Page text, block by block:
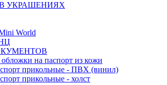
УКРАШЕНИЯХ
World
на паспорт из кожи
прикольные - ПВХ (винил)
прикольные - холст